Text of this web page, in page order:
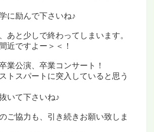
に励んで下さいね♪
あと少しで終わってしまいます。
近ですよー＞＜！
業公演、卒業コンサート！
トスパートに突入していると思う
いて下さいね♪
ご協力も、引き続きお願い致しま